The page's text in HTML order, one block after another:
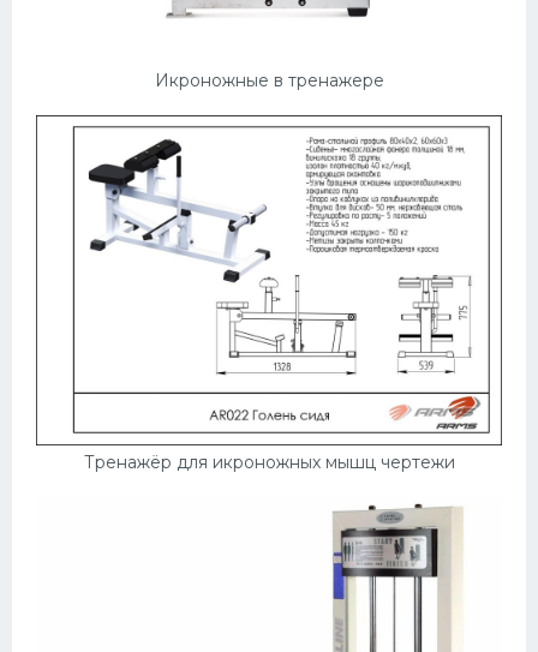
Икроножные в тренажере
Тренажёр для икроножных мышц чертежи